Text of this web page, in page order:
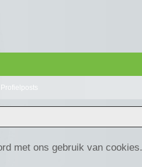
met ons gebruik van cookies.